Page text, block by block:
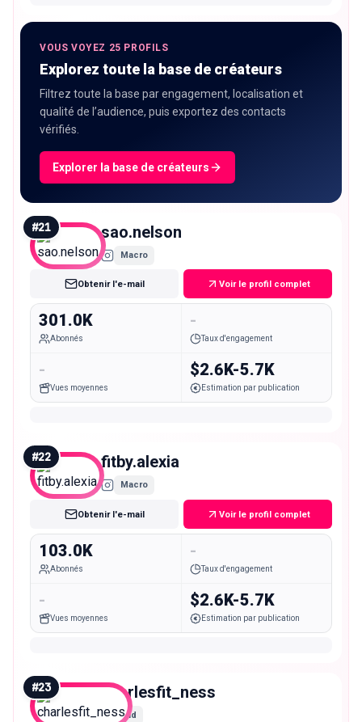
VOUS VOYEZ 25 PROFILS
Explorez toute la base de créateurs
Filtrez toute la base par engagement, localisation et
qualité de l’audience, puis exportez des contacts
vérifiés.
Explorer la base de créateurs
#21 sao.nelson
Macro
Obtenir l'e-mail Voir le profil complet
301.0K
Abonnés
-
Taux d'engagement
-
Vues moyennes
$2.6K-5.7K
Estimation par publication
#22 fitby.alexia
Macro
Obtenir l'e-mail Voir le profil complet
103.0K
Abonnés
-
Taux d'engagement
-
Vues moyennes
$2.6K-5.7K
Estimation par publication
#23 charlesfit_ness
Mid